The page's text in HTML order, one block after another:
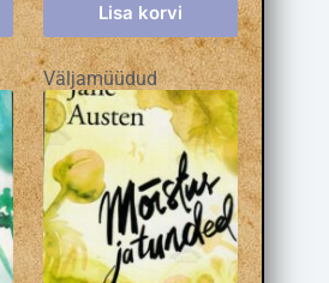
Lisa korvi
Väljamüüdud